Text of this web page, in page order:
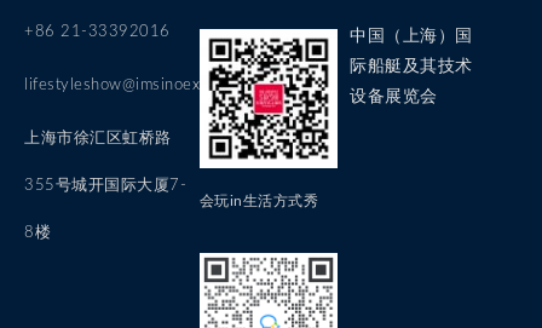
+86 21-33392016
lifestyleshow@imsinoexpo.com
上海市徐汇区虹桥路
355号城开国际大厦7-
8楼
会玩in生活方式秀
中国（上海）国
际船艇及其技术
设备展览会